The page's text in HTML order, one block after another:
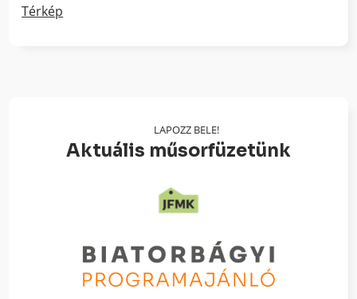
Térkép
LAPOZZ BELE!
Aktuális műsorfüzetünk